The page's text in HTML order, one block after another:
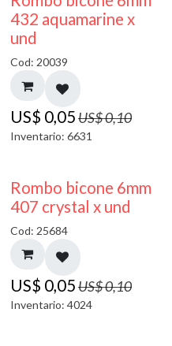
50% DESCUENTO
432 aquamarine x
und
Cod: 20039
US$ 0,05US$0,10
Inventario: 6631
50% DESCUENTO
Rombo bicone 6mm
407 crystal x und
Cod: 25684
US$ 0,05US$0,10
Inventario: 4024